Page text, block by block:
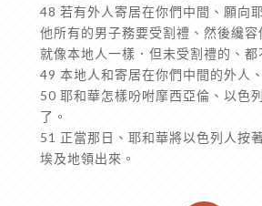
48 若有外人寄居在你們中間、願向
他所有的男子務要受割禮、然後纔
就像本地人一樣．但未受割禮的、都
49 本地人和寄居在你們中間的外人
50 耶和華怎樣吩咐摩西亞倫、以色
了。
51 正當那日、耶和華將以色列人按
埃及地領出來。